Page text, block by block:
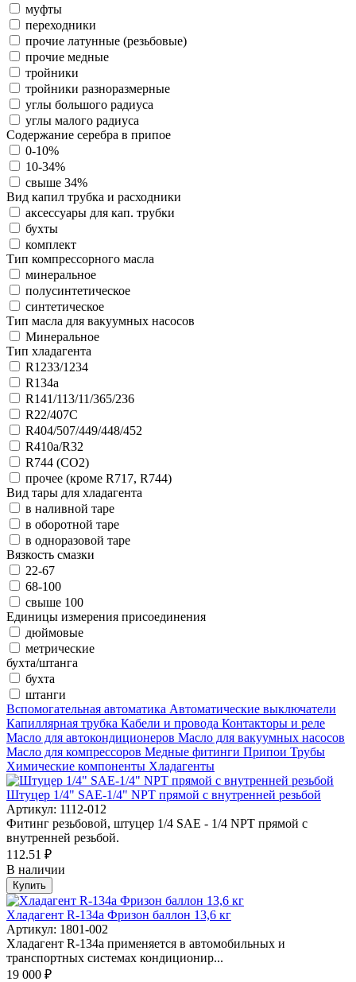
муфты
переходники
прочие латунные (резьбовые)
прочие медные
тройники
тройники разноразмерные
углы большого радиуса
углы малого радиуса
Содержание серебра в припое
0-10%
10-34%
свыше 34%
Вид капил трубка и расходники
аксессуары для кап. трубки
бухты
комплект
Тип компрессорного масла
минеральное
полусинтетическое
синтетическое
Тип масла для вакуумных насосов
Минеральное
Тип хладагента
R1233/1234
R134a
R141/113/11/365/236
R22/407С
R404/507/449/448/452
R410a/R32
R744 (CO2)
прочее (кроме R717, R744)
Вид тары для хладагента
в наливной таре
в оборотной таре
в одноразовой таре
Вязкость смазки
22-67
68-100
свыше 100
Единицы измерения присоединения
дюймовые
метрические
бухта/штанга
бухта
штанги
Вспомогательная автоматика Автоматические выключатели
Капиллярная трубка Кабели и провода Контакторы и реле
Масло для автокондиционеров Масло для вакуумных насосов
Масло для компрессоров Медные фитинги Припои Трубы
Химические компоненты Хладагенты
Штуцер 1/4" SAE-1/4" NPT прямой с внутренней резьбой
Артикул: 1112-012
Фитинг резьбовой, штуцер 1/4 SAE - 1/4 NPT прямой с
внутренней резьбой.
112.51 ₽
В наличии
Купить
Хладагент R-134a Фризон баллон 13,6 кг
Артикул: 1801-002
Хладагент R-134a применяется в автомобильных и
транспортных системах кондиционир...
19 000 ₽